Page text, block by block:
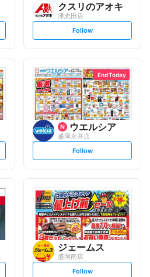
クスリのアオキ
津志田店
s
t
l
o
w
Follow
End Today
ウエルシア
盛岡永井店
s
t
l
o
w
Follow
ジェームス
盛岡南店
s
Follow